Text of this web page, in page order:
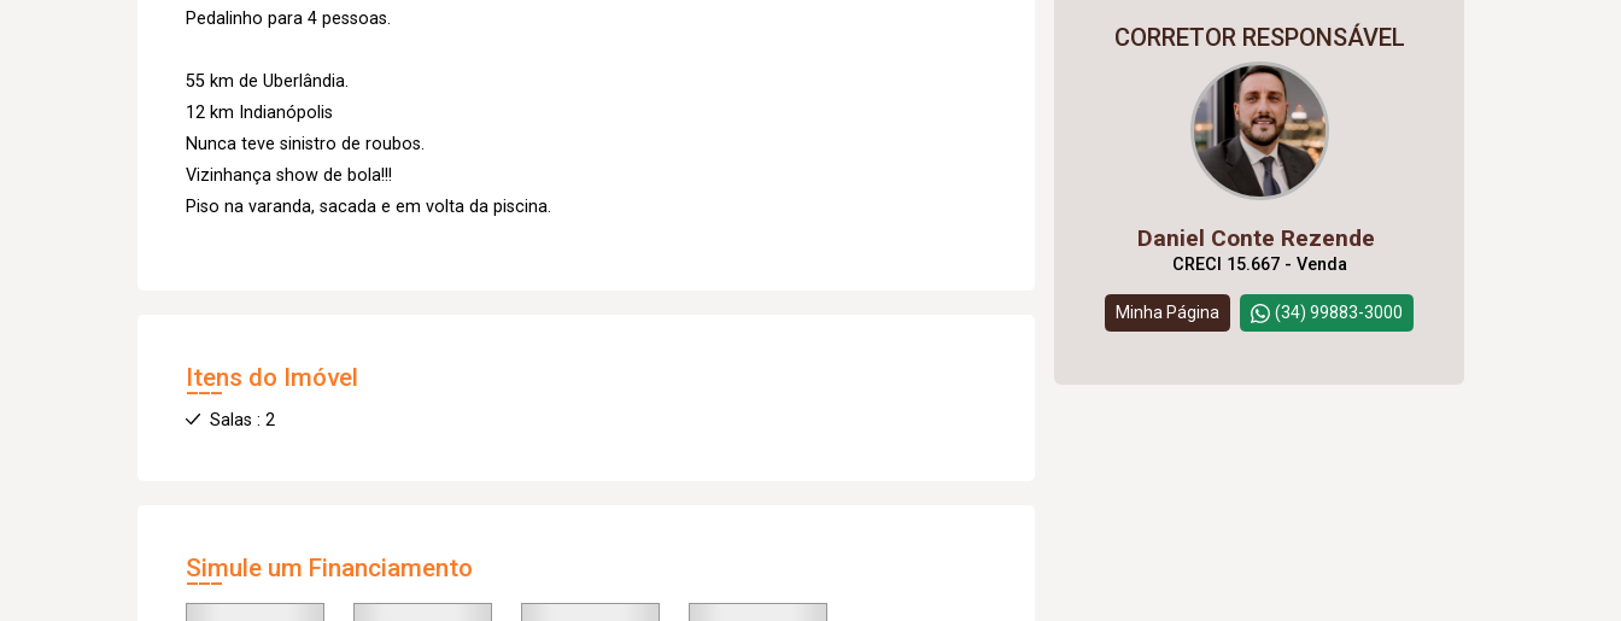
Pedalinho para 4 pessoas.
55 km de Uberlândia.
12 km Indianópolis
Nunca teve sinistro de roubos.
Vizinhança show de bola!!!
Piso na varanda, sacada e em volta da piscina.
Itens do Imóvel
Salas : 2
Simule um Financiamento
CORRETOR RESPONSÁVEL
Daniel Conte Rezende
CRECI 15.667 - Venda
Minha Página (34) 99883-3000